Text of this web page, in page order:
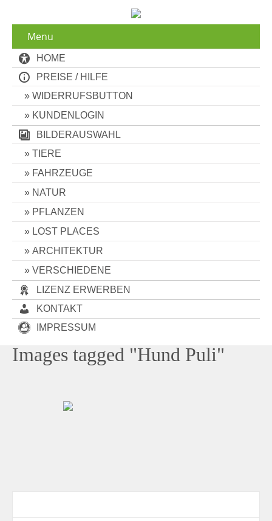
Menu
HOME
PREISE / HILFE
WIDERRUFSBUTTON
KUNDENLOGIN
BILDERAUSWAHL
TIERE
FAHRZEUGE
NATUR
PFLANZEN
LOST PLACES
ARCHITEKTUR
VERSCHIEDENE
LIZENZ ERWERBEN
KONTAKT
IMPRESSUM
Images tagged "Hund Puli"